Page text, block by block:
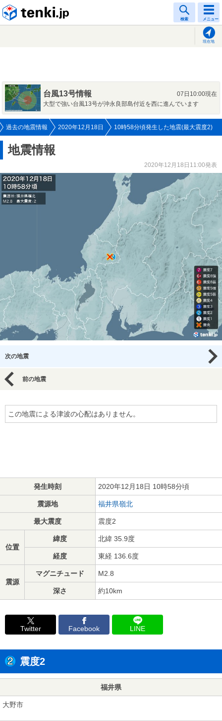
検索 メニュー
現在地
台風13号情報
07日10:00現在
大型で強い台風13号が沖永良部島付近を西に進んでいます
過去の地震情報 2020年12月18日 10時58分頃発生した地震(最大震度2)
地震情報
2020年12月18日11:00発表
次の地震
前の地震
この地震による津波の心配はありません。
発生時刻 2020年12月18日 10時58分頃
震源地 福井県嶺北
最大震度 震度2
位置
緯度 北緯 35.9度
経度 東経 136.6度
震源
マグニチュード M2.8
深さ 約10km
Twitter Facebook LINE
震度2
福井県
大野市